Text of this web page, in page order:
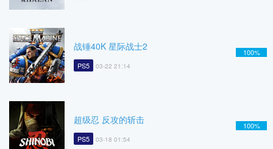
战锤40K 星际战士2
PS5 03-22 21:14
100%
超级忍 反攻的斩击
PS5 03-18 01:54
100%